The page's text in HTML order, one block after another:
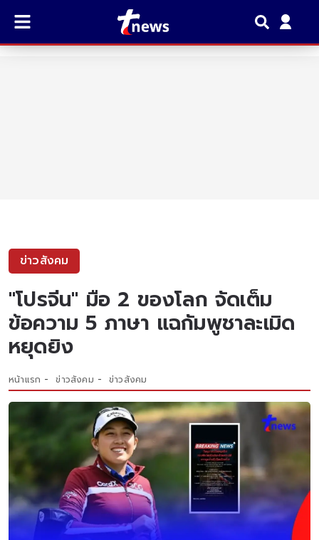
ข่าวสังคม
"โปรจีน" มือ 2 ของโลก จัดเต็ม
ข้อความ 5 ภาษา แฉกัมพูชาละเมิด
หยุดยิง
หน้าแรก ข่าวสังคม ข่าวสังคม